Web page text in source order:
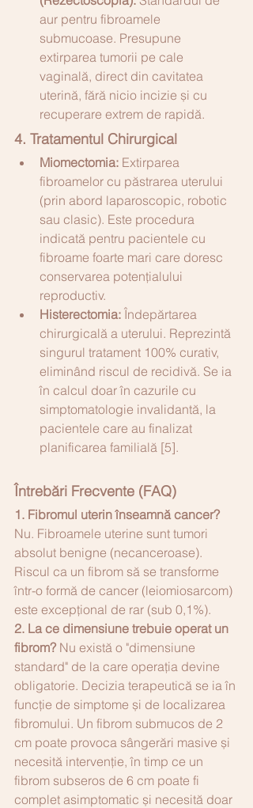
aur pentru fibroamele
submucoase. Presupune
extirparea tumorii pe cale
vaginală, direct din cavitatea
uterină, fără nicio incizie și cu
recuperare extrem de rapidă.
4. Tratamentul Chirurgical
Miomectomia: Extirparea
fibroamelor cu păstrarea uterului
(prin abord laparoscopic, robotic
sau clasic). Este procedura
indicată pentru pacientele cu
fibroame foarte mari care doresc
conservarea potențialului
reproductiv.
Histerectomia: Îndepărtarea
chirurgicală a uterului. Reprezintă
singurul tratament 100% curativ,
eliminând riscul de recidivă. Se ia
în calcul doar în cazurile cu
simptomatologie invalidantă, la
pacientele care au finalizat
planificarea familială [5].
Întrebări Frecvente (FAQ)
1. Fibromul uterin înseamnă cancer?
Nu. Fibroamele uterine sunt tumori
absolut benigne (necanceroase).
Riscul ca un fibrom să se transforme
într-o formă de cancer (leiomiosarcom)
este excepțional de rar (sub 0,1%).
2. La ce dimensiune trebuie operat un
fibrom? Nu există o "dimensiune
standard" de la care operația devine
obligatorie. Decizia terapeutică se ia în
funcție de simptome și de localizarea
fibromului. Un fibrom submucos de 2
cm poate provoca sângerări masive și
necesită intervenție, în timp ce un
fibrom subseros de 6 cm poate fi
complet asimptomatic și necesită doar